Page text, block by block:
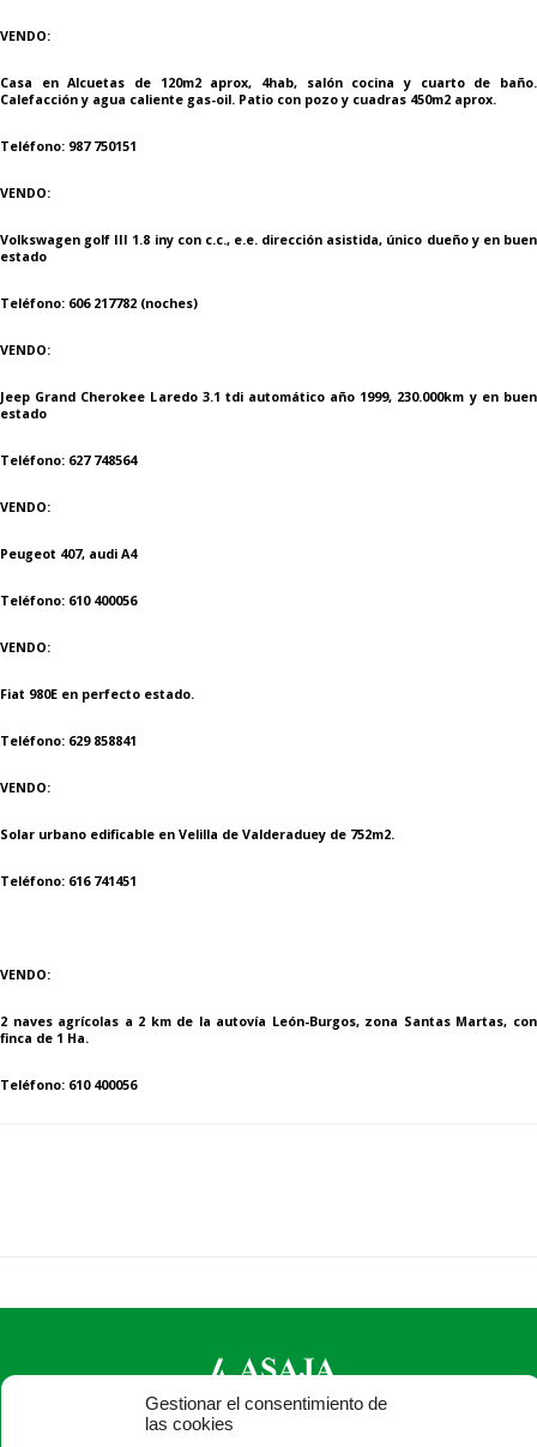
Gestionar el consentimiento de
las cookies
VENDO:
Casa en Alcuetas de 120m2 aprox, 4hab, salón cocina y cuarto de baño.
Calefacción y agua caliente gas-oil. Patio con pozo y cuadras 450m2 aprox.
Teléfono: 987 750151
VENDO:
Volkswagen golf III 1.8 iny con c.c., e.e. dirección asistida, único dueño y en buen
estado
Teléfono: 606 217782 (noches)
VENDO:
Jeep Grand Cherokee Laredo 3.1 tdi automático año 1999, 230.000km y en buen
estado
Teléfono: 627 748564
VENDO:
Peugeot 407, audi A4
Teléfono: 610 400056
VENDO:
Fiat 980E en perfecto estado.
Teléfono: 629 858841
VENDO:
Solar urbano edificable en Velilla de Valderaduey de 752m2.
Teléfono: 616 741451
VENDO:
2 naves agrícolas a 2 km de la autovía León-Burgos, zona Santas Martas, con
finca de 1 Ha.
Teléfono: 610 400056